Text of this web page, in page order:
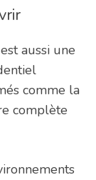
aussi une
comme la
complète